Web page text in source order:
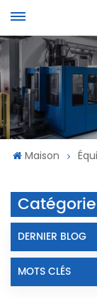
Maison
DERNIER BLOG
MOTS CLÉS